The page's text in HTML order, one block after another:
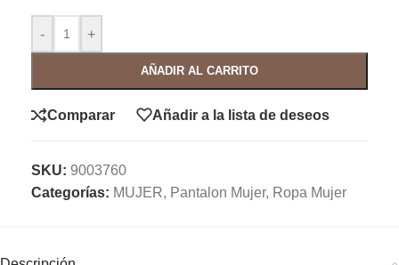
- +
AÑADIR AL CARRITO
Comparar Añadir a la lista de deseos
SKU: 9003760
Categorías: MUJER, Pantalon Mujer, Ropa Mujer